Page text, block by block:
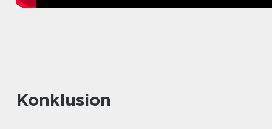
Konklusion